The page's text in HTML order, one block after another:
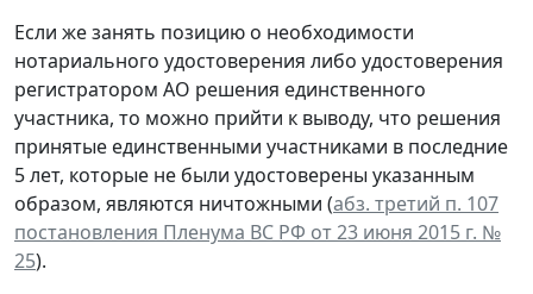
Если же занять позицию о необходимости
нотариального удостоверения либо удостоверения
регистратором АО решения единственного
участника, то можно прийти к выводу, что решения
принятые единственными участниками в последние
5 лет, которые не были удостоверены указанным
образом, являются ничтожными (абз. третий п. 107
постановления Пленума ВС РФ от 23 июня 2015 г. №
25).